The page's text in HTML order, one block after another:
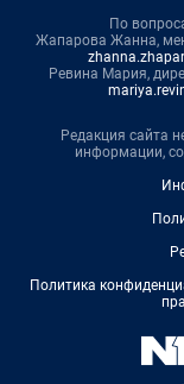
По
Жапарова Жанна,
Ревина Мария,
Редакция сайта
информации,
Политика